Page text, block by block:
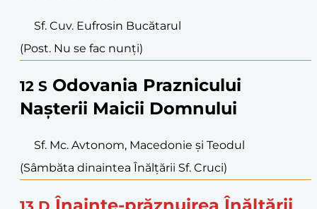
Sf. Cuv. Eufrosin Bucătarul
(Post. Nu se fac nunți)
12 S Odovania Praznicului
Nașterii Maicii Domnului
Sf. Mc. Avtonom, Macedonie și Teodul
(Sâmbăta dinaintea Înălțării Sf. Cruci)